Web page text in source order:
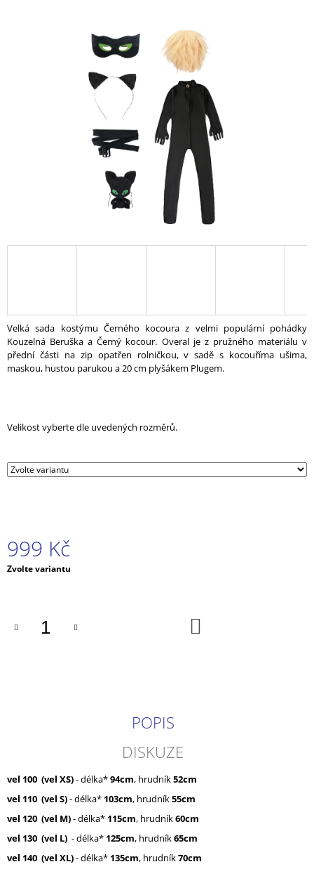
Velká sada kostýmu Černého kocoura z velmi populární pohádky
Kouzelná Beruška a Černý kocour. Overal je z pružného materiálu v
přední části na zip opatřen rolničkou, v sadě s kocouříma ušima,
maskou, hustou parukou a 20 cm plyšákem Plugem.
Velikost vyberte dle uvedených rozměrů.
999 Kč
Měrná
Zvolte variantu
POPIS
DISKUZE
vel 100 (vel XS)- délka*94cm, hrudník52cm
vel 110 (vel S)- délka* 103cm, hrudník55cm
vel 120 (vel M)- délka* 115cm, hrudník60cm
vel 130 (vel L) - délka* 125cm, hrudník65cm
vel 140 (vel XL)- délka* 135cm, hrudník70cm
HLEDAT
P
U
J
E
M
E
KOCOUR
-
BERUŠKA
A